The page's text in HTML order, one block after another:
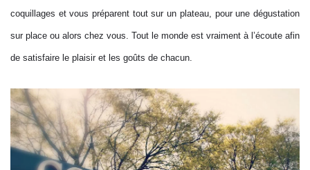
coquillages et vous préparent tout sur un plateau, pour une dégustation
sur place ou alors chez vous. Tout le monde est vraiment à l’écoute afin
de satisfaire le plaisir et les goûts de chacun.